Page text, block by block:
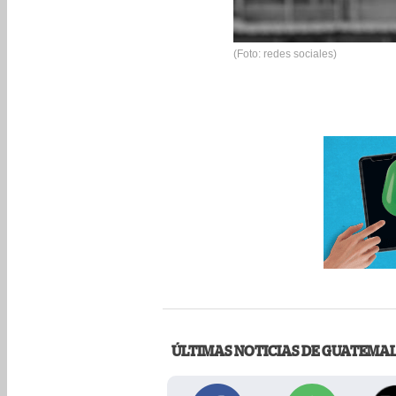
(Foto: redes sociales)
ÚLTIMAS NOTICIAS DE